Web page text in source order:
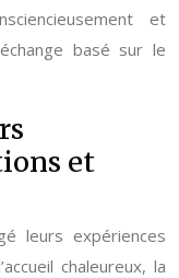
et
basé sur le
et
leurs expériences
chaleureux, la